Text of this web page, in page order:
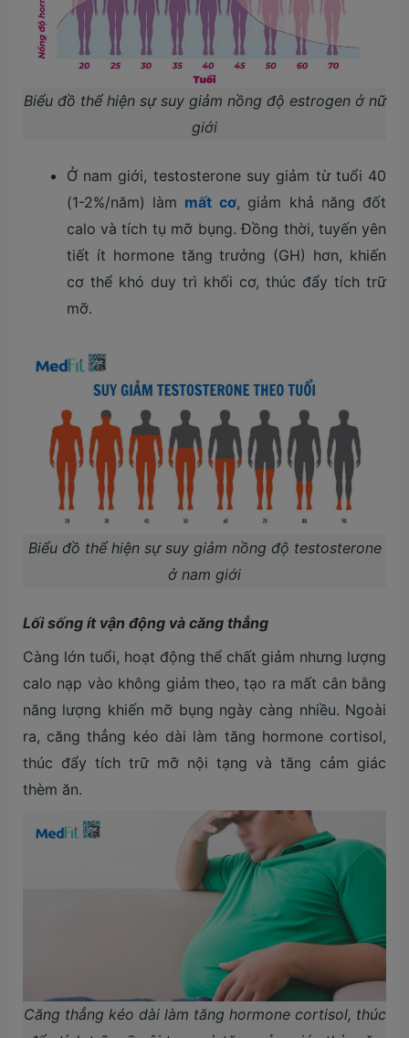
Biểu đồ thể hiện sự suy giảm nồng độ estrogen ở nữ
giới
Ở nam giới, testosterone suy giảm từ tuổi 40
(1-2%/năm) làm mất cơ, giảm khả năng đốt
calo và tích tụ mỡ bụng. Đồng thời, tuyến yên
tiết ít hormone tăng trưởng (GH) hơn, khiến
cơ thể khó duy trì khối cơ, thúc đẩy tích trữ
mỡ.
Biểu đồ thể hiện sự suy giảm nồng độ testosterone
ở nam giới
Lối sống ít vận động và căng thẳng
Càng lớn tuổi, hoạt động thể chất giảm nhưng lượng
calo nạp vào không giảm theo, tạo ra mất cân bằng
năng lượng khiến mỡ bụng ngày càng nhiều. Ngoài
ra, căng thẳng kéo dài làm tăng hormone cortisol,
thúc đẩy tích trữ mỡ nội tạng và tăng cảm giác
thèm ăn.
Căng thẳng kéo dài làm tăng hormone cortisol, thúc